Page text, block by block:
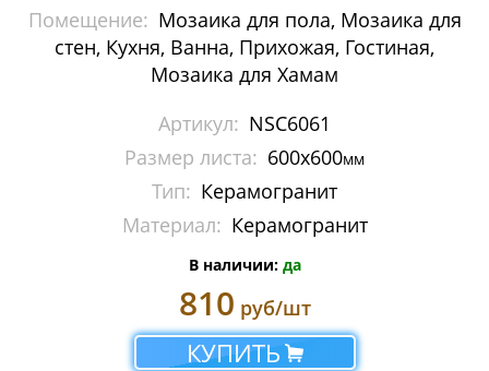
Мозаика Decor-mosaic
Мозаика Imagine Mosaic
Мозаика Irida
Мозаика Keramograd
Мозаика Mir Mosaic
Мозаика NSmosaic
Мозаика Orro Mosaic
Мозаика Rose Mosaic
Помещение: Мозаика для пола, Мозаика для
стен, Кухня, Ванна, Прихожая, Гостиная,
Мозаика для Хамам
Артикул: NSC6061
Размер листа: 600x600мм
Тип: Керамогранит
Материал: Керамогранит
В наличии: да
810 руб/шт
КУПИТЬ